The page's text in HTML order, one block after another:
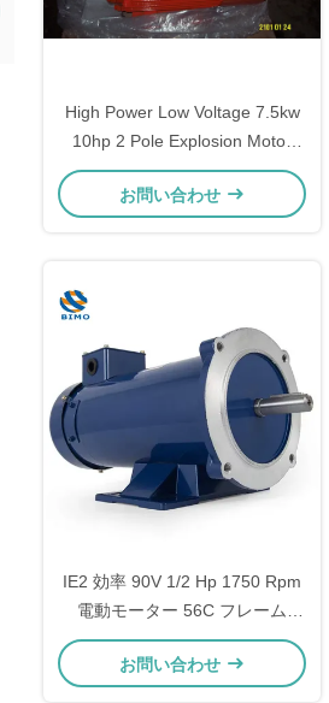
High Power Low Voltage 7.5kw
10hp 2 Pole Explosion Motor
75kw 380v 1500rpm Explosion
Proof Ac Motor
お問い合わせ
IE2 効率 90V 1/2 Hp 1750 Rpm
電動モーター 56C フレーム
TEFC DC 電動モーター
お問い合わせ